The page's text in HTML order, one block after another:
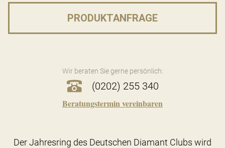
PRODUKTANFRAGE
Wir beraten Sie gerne persönlich:
(0202) 255 340
Beratungstermin vereinbaren
Der Jahresring des Deutschen Diamant Clubs wird